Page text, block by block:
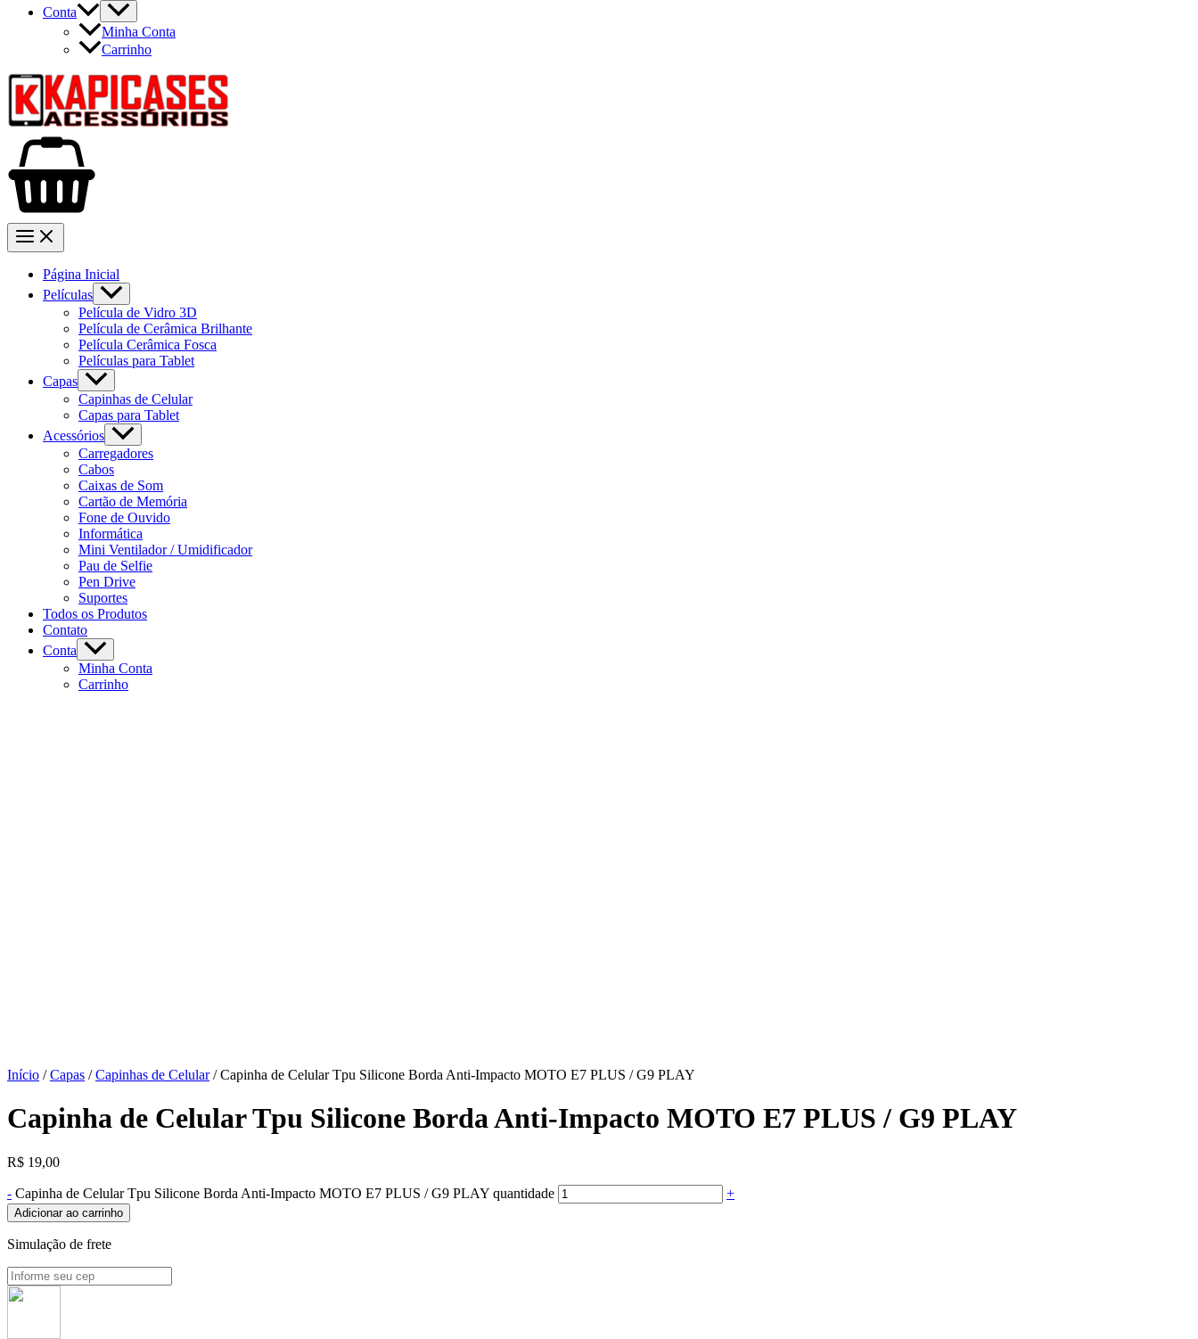
Conta
Minha Conta
Carrinho
Página Inicial
Películas
Película de Vidro 3D
Película de Cerâmica Brilhante
Película Cerâmica Fosca
Películas para Tablet
Capas
Capinhas de Celular
Capas para Tablet
Acessórios
Carregadores
Cabos
Caixas de Som
Cartão de Memória
Fone de Ouvido
Informática
Mini Ventilador / Umidificador
Pau de Selfie
Pen Drive
Suportes
Todos os Produtos
Contato
Conta
Minha Conta
Carrinho
Início /Capas /Capinhas de Celular/ Capinha de Celular Tpu Silicone Borda Anti-Impacto MOTO E7 PLUS / G9 PLAY
Capinha de Celular Tpu Silicone Borda Anti-Impacto MOTO E7 PLUS / G9 PLAY
R$ 19,00
- Capinha de Celular Tpu Silicone Borda Anti-Impacto MOTO E7 PLUS / G9 PLAY quantidade +
Adicionar ao carrinho
Simulação de frete